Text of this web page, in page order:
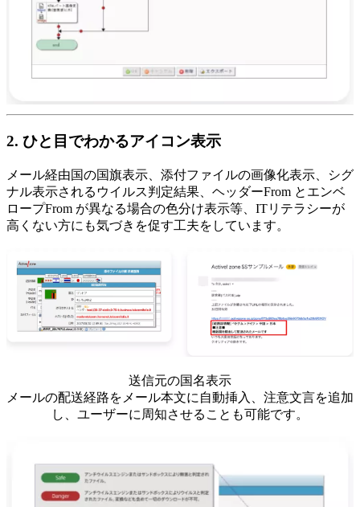
2. ひと目でわかるアイコン表示
メール経由国の国旗表示、添付ファイルの画像化表示、シグ
ナル表示されるウイルス判定結果、ヘッダーFrom とエンベ
ロープFrom が異なる場合の色分け表示等、ITリテラシーが
高くない方にも気づきを促す工夫をしています。
送信元の国名表示
メールの配送経路をメール本文に自動挿入、注意文言を追加
し、ユーザーに周知させることも可能です。